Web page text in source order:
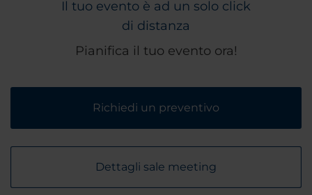
Il tuo evento è ad un solo click
di distanza
Pianifica il tuo evento ora!
Richiedi un preventivo
Dettagli sale meeting